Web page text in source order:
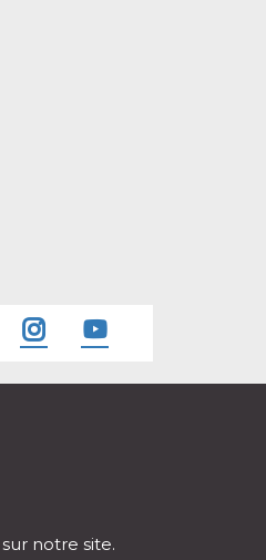
notre site.